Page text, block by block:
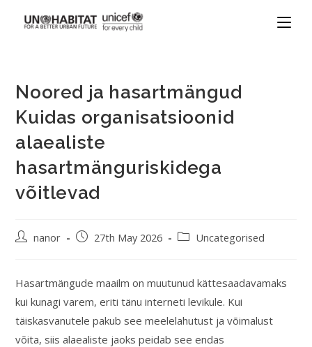
Noored ja hasartmängud
Kuidas organisatsioonid
alaealiste
hasartmänguriskidega
võitlevad
nanor 27th May 2026 Uncategorised
Hasartmängude maailm on muutunud kättesaadavamaks
kui kunagi varem, eriti tänu interneti levikule. Kui
täiskasvanutele pakub see meelelahutust ja võimalust
võita, siis alaealiste jaoks peidab see endas